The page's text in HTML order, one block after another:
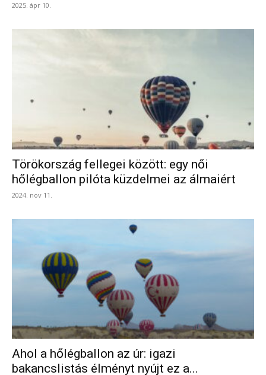
2025. ápr 10.
Törökország fellegei között: egy női
hőlégballon pilóta küzdelmei az álmaiért
2024. nov 11.
Ahol a hőlégballon az úr: igazi
bakancslistás élményt nyújt ez a...